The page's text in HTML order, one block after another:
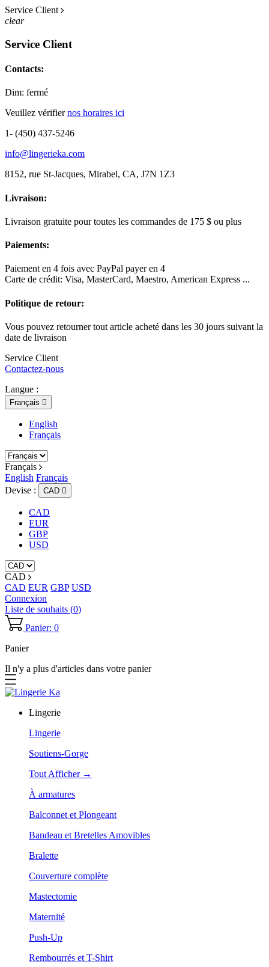
Service Client
clear
Service Client
Contacts:
Dim: fermé
Veuillez vérifiernos horaires ici
1- (450) 437-5246
info@lingerieka.com
8152, rue St-Jacques, Mirabel, CA, J7N 1Z3
Livraison:
Livraison gratuite pour toutes les commandes de 175 $ ou plus
Paiements:
Paiement en 4 fois avec PayPal payer en 4
Carte de crédit: Visa, MasterCard, Maestro, American Express ...
Politique de retour:
Vous pouvez retourner tout article acheté dans les 30 jours suivant la
date de livraison
Service Client
Contactez-nous
Langue :
Français 
English
Français
Français
English Français
Devise :
CAD 
CAD
EUR
GBP
USD
CAD
CAD EUR GBP USD
Connexion
Liste de souhaits (0)
Panier: 0
Panier
Il n'y a plus d'articles dans votre panier
Lingerie
Lingerie
Soutiens-Gorge
Tout Afficher →
À armatures
Balconnet et Plongeant
Bandeau et Bretelles Amovibles
Bralette
Couverture complète
Mastectomie
Maternité
Push-Up
Rembourrés et T-Shirt